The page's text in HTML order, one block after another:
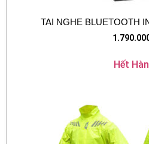
TAI NGHE BLUETOOTH
Hết